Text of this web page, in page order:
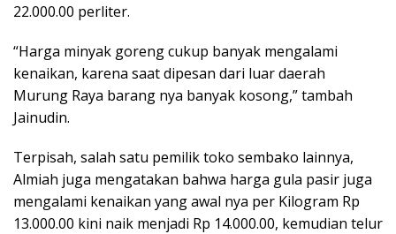
22.000.00 perliter.
“Harga minyak goreng cukup banyak mengalami
kenaikan, karena saat dipesan dari luar daerah
Murung Raya barang nya banyak kosong,” tambah
Jainudin.
Terpisah, salah satu pemilik toko sembako lainnya,
Almiah juga mengatakan bahwa harga gula pasir juga
mengalami kenaikan yang awal nya per Kilogram Rp
13.000.00 kini naik menjadi Rp 14.000.00, kemudian telur